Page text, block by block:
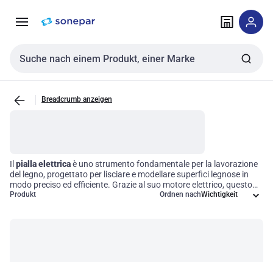
NavigationInhalt
Sucheingabe
Breadcrumb anzeigen
Il pialla elettricaè uno strumento fondamentale per la lavorazione
del legno, progettato per lisciare e modellare superfici legnose in
modo preciso ed efficiente. Grazie al suo motore elettrico, questo
utensile aziona una lama rotante che permette di ottenere finiture
Produkt Ordnen nach